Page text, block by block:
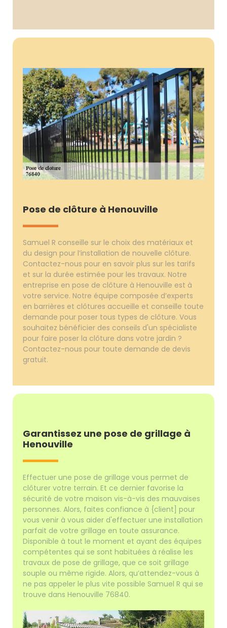
Pose de clôture à Henouville
Samuel R conseille sur le choix des matériaux et
du design pour l’installation de nouvelle clôture.
Contactez-nous pour en savoir plus sur les tarifs
et sur la durée estimée pour les travaux. Notre
entreprise en pose de clôture à Henouville est à
votre service. Notre équipe composée d’experts
en barrières et clôtures accueille et conseille toute
demande pour poser tous types de clôture. Vous
souhaitez bénéficier des conseils d'un spécialiste
pour faire poser la clôture dans votre jardin ?
Contactez-nous pour toute demande de devis
gratuit.
Garantissez une pose de grillage à
Henouville
Effectuer une pose de grillage vous permet de
clôturer votre terrain. Et ce dernier favorise la
sécurité de votre maison vis-à-vis des mauvaises
personnes. Alors, faites confiance à {client] pour
vous venir à vous aider d'effectuer une installation
parfait de votre grillage en toute assurance.
Disponible à tout le moment et ayant des équipes
compétentes qui se sont habituées à réalise les
travaux de pose de grillage, que ce soit grillage
souple ou même rigide. Alors, qu’attendez-vous à
ne pas appeler le plus vite possible Samuel R qui se
trouve dans Henouville 76840.